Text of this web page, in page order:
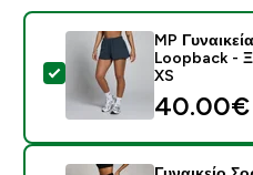
Select this product -
MP
Loopback -
XS
40.00€‎